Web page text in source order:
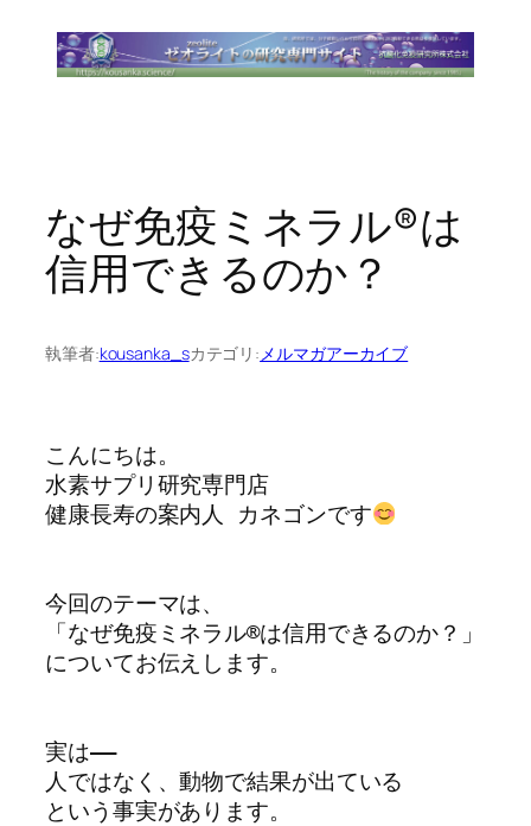
なぜ免疫ミネラル®は
信用できるのか？
執筆者:kousanka_sカテゴリ:メルマガアーカイブ
こんにちは。
水素サプリ研究専門店
健康長寿の案内人 カネゴンです
今回のテーマは、
「なぜ免疫ミネラル®は信用できるのか？」
についてお伝えします。
実は――
人ではなく、動物で結果が出ている
という事実があります。